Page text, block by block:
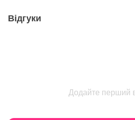
Відгуки
Додайте перший